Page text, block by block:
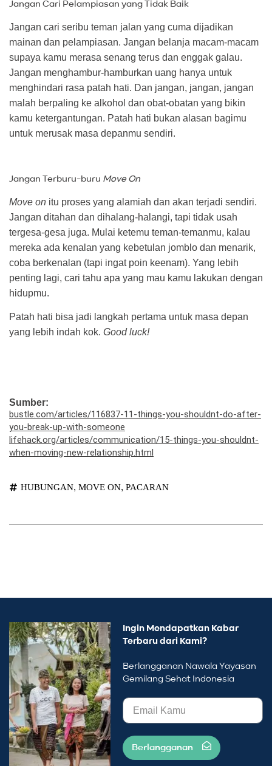
Jangan Cari Pelampiasan yang Tidak Baik
Jangan cari seribu teman jalan yang cuma dijadikan
mainan dan pelampiasan. Jangan belanja macam-macam
supaya kamu merasa senang terus dan enggak galau.
Jangan menghambur-hamburkan uang hanya untuk
menghindari rasa patah hati. Dan jangan, jangan, jangan
malah berpaling ke alkohol dan obat-obatan yang bikin
kamu ketergantungan. Patah hati bukan alasan bagimu
untuk merusak masa depanmu sendiri.
Jangan Terburu-buru Move On
Move on itu proses yang alamiah dan akan terjadi sendiri.
Jangan ditahan dan dihalang-halangi, tapi tidak usah
tergesa-gesa juga. Mulai ketemu teman-temanmu, kalau
mereka ada kenalan yang kebetulan jomblo dan menarik,
coba berkenalan (tapi ingat poin keenam). Yang lebih
penting lagi, cari tahu apa yang mau kamu lakukan dengan
hidupmu.
Patah hati bisa jadi langkah pertama untuk masa depan
yang lebih indah kok. Good luck!
Sumber:
bustle.com/articles/116837-11-things-you-shouldnt-do-after-
you-break-up-with-someone
lifehack.org/articles/communication/15-things-you-shouldnt-
when-moving-new-relationship.html
HUBUNGAN, MOVE ON, PACARAN
Ingin Mendapatkan Kabar
Terbaru dari Kami?
Berlangganan Nawala Yayasan
Gemilang Sehat Indonesia
Berlangganan